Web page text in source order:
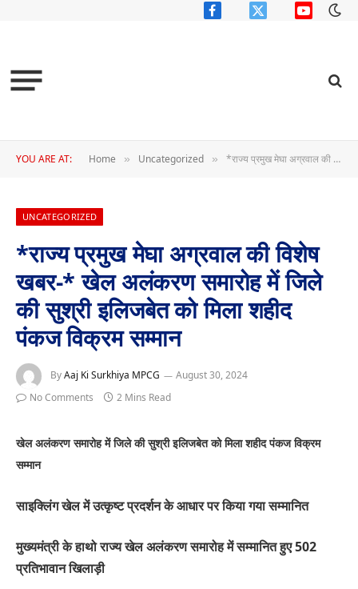
FacebookX
YouTube
YOU ARE AT: Home » Uncategorized » *राज्य प्रमुख मेघा अग्रवाल की विशेष खबर-* खेल अलंकरण समारोह में जिले की सुश्री इलिजबेत को मिला शहीद पंकज विक्रम सम्मान
UNCATEGORIZED
*राज्य प्रमुख मेघा अग्रवाल की विशेष
खबर-* खेल अलंकरण समारोह में जिले
की सुश्री इलिजबेत को मिला शहीद
पंकज विक्रम सम्मान
ByAaj Ki Surkhiya MPCG
August 30, 2024
No Comments
2 Mins Read
खेल अलंकरण समारोह में जिले की सुश्री इलिजबेत को मिला शहीद पंकज विक्रम
सम्मान
साइक्लिंग खेल में उत्कृष्ट प्रदर्शन के आधार पर किया गया सम्मानित
मुख्यमंत्री के हाथो राज्य खेल अलंकरण समारोह में सम्मानित हुए 502
प्रतिभावान खिलाड़ी